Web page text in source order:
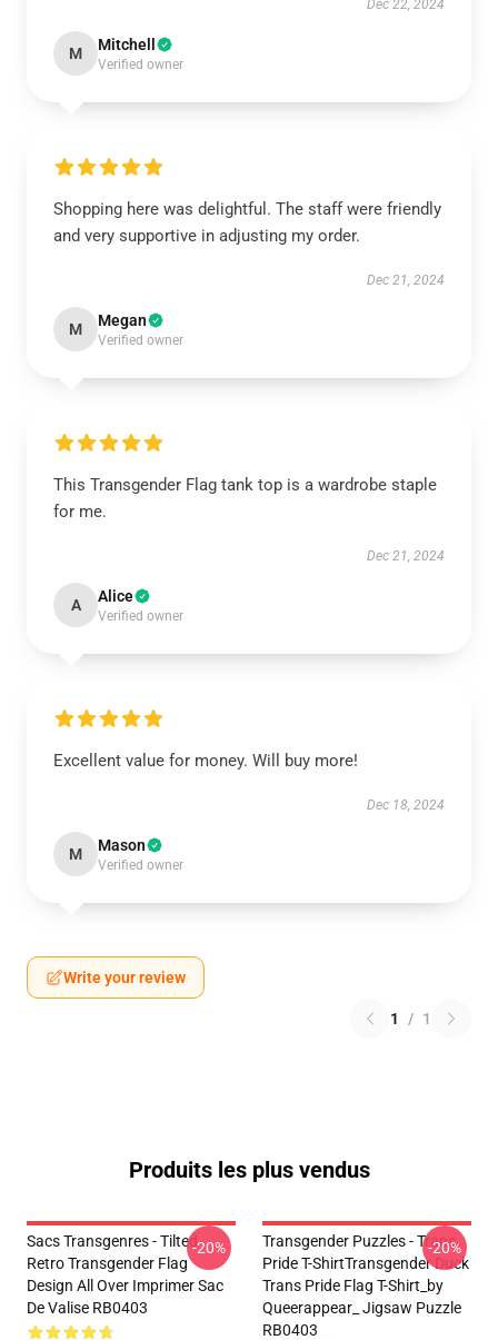
Dec 22, 2024
M Mitchell
Verified owner
Shopping here was delightful. The staff were friendly
and very supportive in adjusting my order.
Dec 21, 2024
M Megan
Verified owner
This Transgender Flag tank top is a wardrobe staple
for me.
Dec 21, 2024
A Alice
Verified owner
Excellent value for money. Will buy more!
Dec 18, 2024
M Mason
Verified owner
Write your review
1 / 1
Produits les plus vendus
Sacs Transgenres - Tilted
Retro Transgender Flag
Design All Over Imprimer Sac
De Valise RB0403
-20%
Transgender Puzzles - Trans
Pride T-ShirtTransgender Duck
Trans Pride Flag T-Shirt_by
Queerappear_ Jigsaw Puzzle
RB0403
-20%